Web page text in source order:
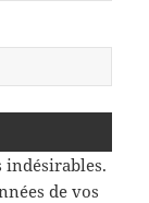
indésirables.
de vos